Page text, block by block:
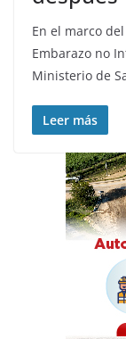
En el marco
Embarazo no
Ministerio de
Leer más